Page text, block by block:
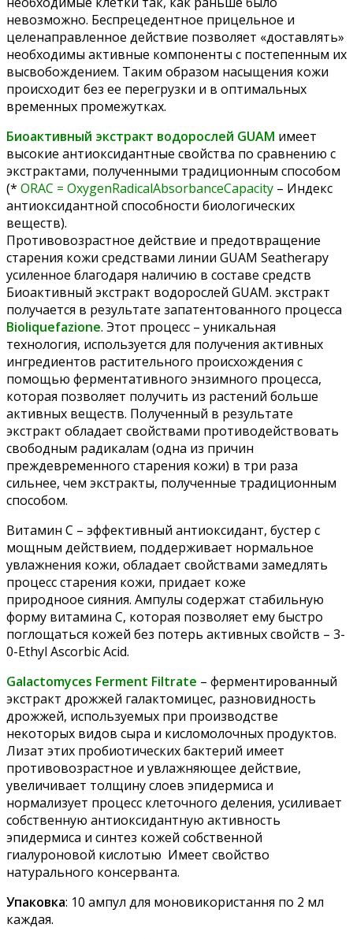
невозможно. Беспрецедентное прицельное и
целенаправленное действие позволяет «доставлять»
необходимы активные компоненты с постепенным их
высвобождением. Таким образом насыщения кожи
происходит без ее перегрузки и в оптимальных
временных промежутках.
Биоактивный экстракт водорослей GUAM имеет
высокие антиоксидантные свойства по сравнению с
экстрактами, полученными традиционным способом
(* ORAC = OxygenRadicalAbsorbanceCapacity – Индекс
антиоксидантной способности биологических
веществ).
Противовозрастное действие и предотвращение
старения кожи средствами линии GUAM Seatherapy
усиленное благодаря наличию в составе средств
Биоактивный экстракт водорослей GUAM. экстракт
получается в результате запатентованного процесса
Bioliquefazione. Этот процесс – уникальная
технология, используется для получения активных
ингредиентов растительного происхождения с
помощью ферментативного энзимного процесса,
которая позволяет получить из растений больше
активных веществ. Полученный в результате
экстракт обладает свойствами противодействовать
свободным радикалам (одна из причин
преждевременного старения кожи) в три раза
сильнее, чем экстракты, полученные традиционным
способом.
Витамин С – эффективный антиоксидант, бустер с
мощным действием, поддерживает нормальное
увлажнения кожи, обладает свойствами замедлять
процесс старения кожи, придает коже
природноое сияния. Ампулы содержат стабильную
форму витамина С, которая позволяет ему быстро
поглощаться кожей без потерь активных свойств – 3-
0-Ethyl Ascorbic Acid.
Galactomyces Ferment Filtrate – ферментированный
экстракт дрожжей галактомицес, разновидность
дрожжей, используемых при производстве
некоторых видов сыра и кисломолочных продуктов.
Лизат этих пробиотических бактерий имеет
противовозрастное и увлажняющее действие,
увеличивает толщину слоев эпидермиса и
нормализует процесс клеточного деления, усиливает
собственную антиоксидантную активность
эпидермиса и синтез кожей собственной
гиалуроновой кислотыю Имеет свойство
натурального консерванта.
Упаковка: 10 ампул для моновикористання по 2 мл
каждая.